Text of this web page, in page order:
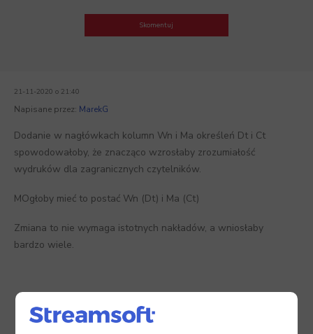
Skomentuj
21-11-2020 o 21:40
Napisane przez: MarekG
Dodanie w nagłówkach kolumn Wn i Ma określeń Dt i Ct
spowodowałoby, że znacząco wzrosłaby zrozumiałość
wydruków dla zagranicznych czytelników.
MOgłoby mieć to postać Wn (Dt) i Ma (Ct)
Zmiana to nie wymaga istotnych nakładów, a wniosłaby
bardzo wiele.